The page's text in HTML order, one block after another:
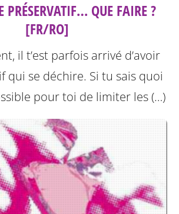
PRÉSERVATIF… QUE FAIRE ?
[FR/RO]
il t’est parfois arrivé d’avoir
qui se déchire. Si tu sais quoi
pour toi de limiter les (…)